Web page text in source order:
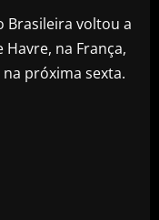
Brasileira voltou a
na França,
próxima sexta.